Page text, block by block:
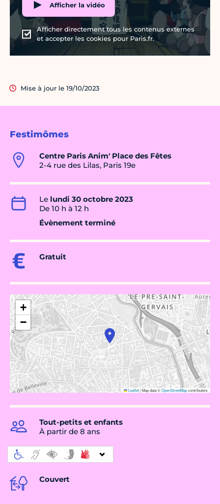
Festimômes
Centre Paris Anim' Place des Fêtes
2-4 rue des Lilas, Paris 19e
Le lundi 30 octobre 2023
De 10 h à 12 h
Évènement terminé
Gratuit
+
−
Leaflet|Map data ©OpenStreetMapcontributors
Tout-petits et enfants
À partir de 8 ans
Couvert
Afficher la vidéo
Afficher directement tous les contenus externes
et accepter les cookies pour Paris.fr.
Mise à jour le 19/10/2023